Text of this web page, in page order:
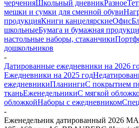
черченияШкольный дневникРазное
мешки и сумки для сменной обуви
продукцияКниги канцелярскиеОфис
школьныеБумага и бумажная
настольные наборы, стаканчики
дошкольников
-
Датированные ежедневники на 2026
Ежедневники на 2025 год
ежедневникиПланингиС покрытием
тканьЕженедельникиС мягкой
обложкойНаборы с ежедневником
-
Еженедельник датированный